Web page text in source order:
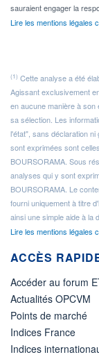
sauraient engager la
Lire les mentions légales
(1) Cette analyse a été
Agissant exclusivement
en aucune manière à
sa sélection. Les
l'état", sans déclaration
sont exprimées sont
BOURSORAMA. Sous
analyses qui y sont
BOURSORAMA. Le
fourni uniquement à titre
ainsi une simple aide à la
Lire les mentions légales
ACCÈS
Accéder au forum
Actualités OPCVM
Points de marché
Indices France
Indices